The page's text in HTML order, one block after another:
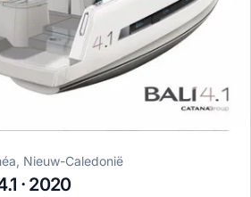
Nieuw-Caledonië
· 2020